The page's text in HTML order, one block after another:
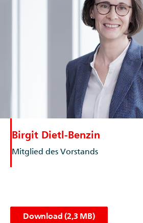
Birgit Dietl-Benzin
Mitglied des Vorstands
Download (2,3 MB)